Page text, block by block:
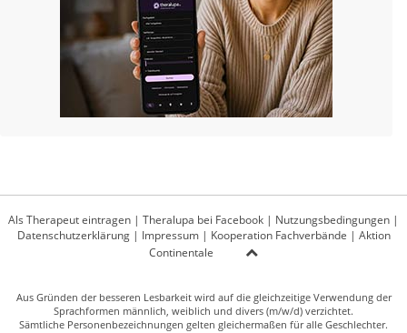
Als Therapeut eintragen | Theralupa bei Facebook | Nutzungsbedingungen |
Datenschutzerklärung| Impressum| Kooperation Fachverbände | Aktion
Continentale
Aus Gründen der besseren Lesbarkeit wird auf die gleichzeitige Verwendung der
Sprachformen männlich, weiblich und divers (m/w/d) verzichtet.
Sämtliche Personenbezeichnungen gelten gleichermaßen für alle Geschlechter.